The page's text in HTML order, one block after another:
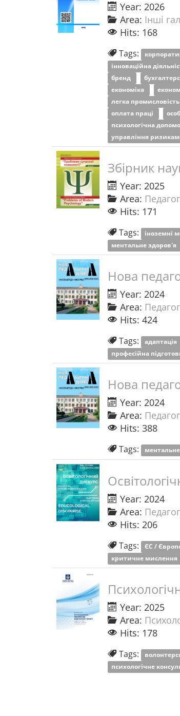
Year: 2026
Area: Інші
Hits: 168
Tags:
інноваційна
бренд
економіка
легка промисловість
оплата праці
психологічна
управління
Збірник
Year: 2025
Area:
Hits: 171
Tags: іноземні
ментальне здоров'я
Нова
Year: 2024
Area:
Hits: 424
Tags: адаптація
професійна
Нова
Year: 2024
Area:
Hits: 388
Tags:
Year: 2024
Area:
Hits: 206
Tags: ЄС /
критичне мислення
Year: 2025
Area:
Hits: 178
Tags:
психологічне